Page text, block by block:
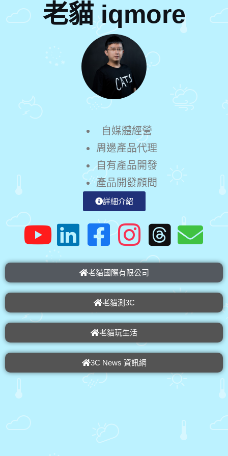
老貓 iqmore
自媒體經營
周邊產品代理
自有產品開發
產品開發顧問
詳細介紹
老貓國際有限公司
老貓測3C
老貓玩生活
3C News 資訊網